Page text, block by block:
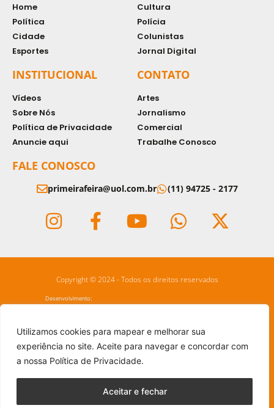
Utilizamos cookies para mapear e melhorar sua
experiência no site. Aceite para navegar e concordar com
a nossa Política de Privacidade.
Aceitar e fechar
Home
Política
Cidade
Esportes
Cultura
Polícia
Colunistas
Jornal Digital
INSTITUCIONAL
Vídeos
Sobre Nós
Política de Privacidade
Anuncie aqui
CONTATO
Artes
Jornalismo
Comercial
Trabalhe Conosco
FALE CONOSCO
primeirafeira@uol.com.br (11) 94725 - 2177
Copyright © 2024 - Todos os direitos reservados
Desenvolvimento: